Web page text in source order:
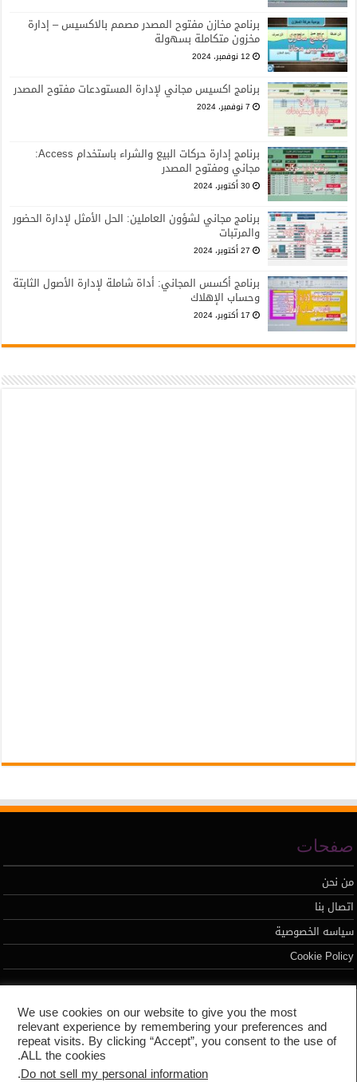
برنامج مخازن مفتوح المصدر مصمم بالاكسيس – إدارة
مخزون متكاملة بسهولة
12 نوفمبر، 2024
برنامج اكسيس مجاني لإدارة المستودعات مفتوح المصدر
7 نوفمبر، 2024
برنامج إدارة حركات البيع والشراء باستخدام Access:
مجاني ومفتوح المصدر
30 أكتوبر، 2024
برنامج مجاني لشؤون العاملين: الحل الأمثل لإدارة الحضور
والمرتبات
27 أكتوبر، 2024
برنامج أكسس المجاني: أداة شاملة لإدارة الأصول الثابتة
وحساب الإهلاك
17 أكتوبر، 2024
صفحات
من نحن
اتصال بنا
سياسه الخصوصية
Cookie Policy
تطوير محمد السيد
We use cookies on our website to give you the most
relevant experience by remembering your preferences and
repeat visits. By clicking “Accept”, you consent to the use of
ALL the cookies.
Do not sell my personal information
.